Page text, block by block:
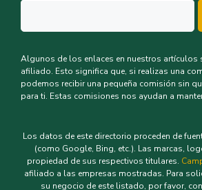
Algunos de los enlaces en nuestros artículos
afiliado. Esto significa que, si realizas una
podemos recibir una pequeña comisión sin
para ti. Estas comisiones nos ayudan a
Los datos de este directorio proceden de
(como Google, Bing, etc.). Las marcas,
propiedad de sus respectivos titulares.
afiliado a las empresas mostradas. Para
su negocio de este listado, por favor,